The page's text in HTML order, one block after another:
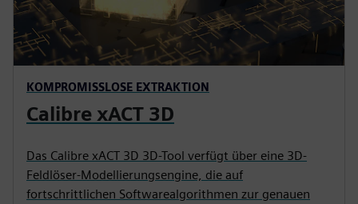
KOMPROMISSLOSE EXTRAKTION
Calibre xACT 3D
Das Calibre xACT 3D 3D-Tool verfügt über eine 3D-
Feldlöser-Modellierungsengine, die auf
fortschrittlichen Softwarealgorithmen zur genauen